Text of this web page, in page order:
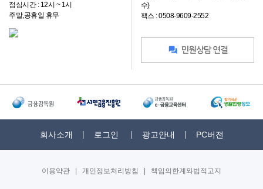
점심시간 : 12시 ~ 1시
주말,공휴일 휴무
수)
팩스 : 0508-9609-2552
회사소개 로그인 광고안내 PC버전
이용약관 개인정보처리방침 책임의한계와법적고지